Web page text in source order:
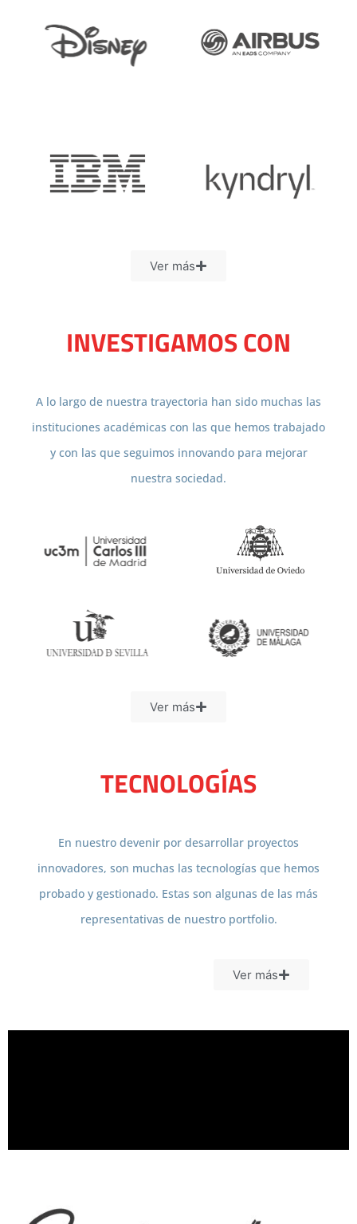
Ver más
INVESTIGAMOS CON
A lo largo de nuestra trayectoria han sido muchas las
instituciones académicas con las que hemos trabajado
y con las que seguimos innovando para mejorar
nuestra sociedad.
Ver más
TECNOLOGÍAS
En nuestro devenir por desarrollar proyectos
innovadores, son muchas las tecnologías que hemos
probado y gestionado. Estas son algunas de las más
representativas de nuestro portfolio.
Ver más